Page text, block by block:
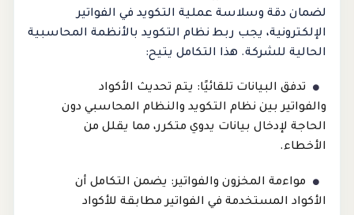
لضمان دقة وسلاسة عملية التكويد في الفواتير
الإلكترونية، يجب ربط نظام التكويد بالأنظمة المحاسبية
الحالية للشركة. هذا التكامل يتيح:
تدفق البيانات تلقائيًا: يتم تحديث الأكواد
والفواتير بين نظام التكويد والنظام المحاسبي دون
الحاجة لإدخال بيانات يدوي متكرر، مما يقلل من
الأخطاء.
مواءمة المخزون والفواتير: يضمن التكامل أن
الأكواد المستخدمة في الفواتير مطابقة للأكواد